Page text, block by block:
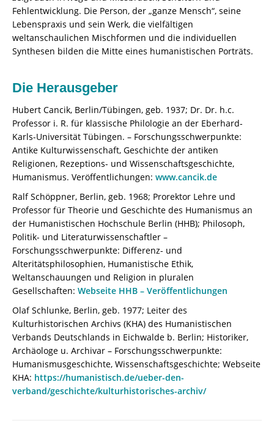
Fehlentwicklung. Die Person, der „ganze Mensch“, seine
Lebenspraxis und sein Werk, die vielfältigen
weltanschaulichen Mischformen und die individuellen
Synthesen bilden die Mitte eines humanistischen Porträts.
Die Herausgeber
Hubert Cancik, Berlin/Tübingen, geb. 1937; Dr. Dr. h.c.
Professor i. R. für klassische Philologie an der Eberhard-
Karls-Universität Tübingen. – Forschungsschwerpunkte:
Antike Kulturwissenschaft, Geschichte der antiken
Religionen, Rezeptions- und Wissenschaftsgeschichte,
Humanismus. Veröffentlichungen: www.cancik.de
Ralf Schöppner, Berlin, geb. 1968; Prorektor Lehre und
Professor für Theorie und Geschichte des Humanismus an
der Humanistischen Hochschule Berlin (HHB); Philosoph,
Politik- und Literaturwissenschaftler –
Forschungsschwerpunkte: Differenz- und
Alteritätsphilosophien, Humanistische Ethik,
Weltanschauungen und Religion in pluralen
Gesellschaften: Webseite HHB – Veröffentlichungen
Olaf Schlunke, Berlin, geb. 1977; Leiter des
Kulturhistorischen Archivs (KHA) des Humanistischen
Verbands Deutschlands in Eichwalde b. Berlin; Historiker,
Archäologe u. Archivar – Forschungsschwerpunkte:
Humanismusgeschichte, Wissenschaftsgeschichte; Webseite
KHA: https://humanistisch.de/ueber-den-
verband/geschichte/kulturhistorisches-archiv/